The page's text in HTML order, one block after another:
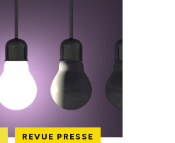
REVUE PRESSE